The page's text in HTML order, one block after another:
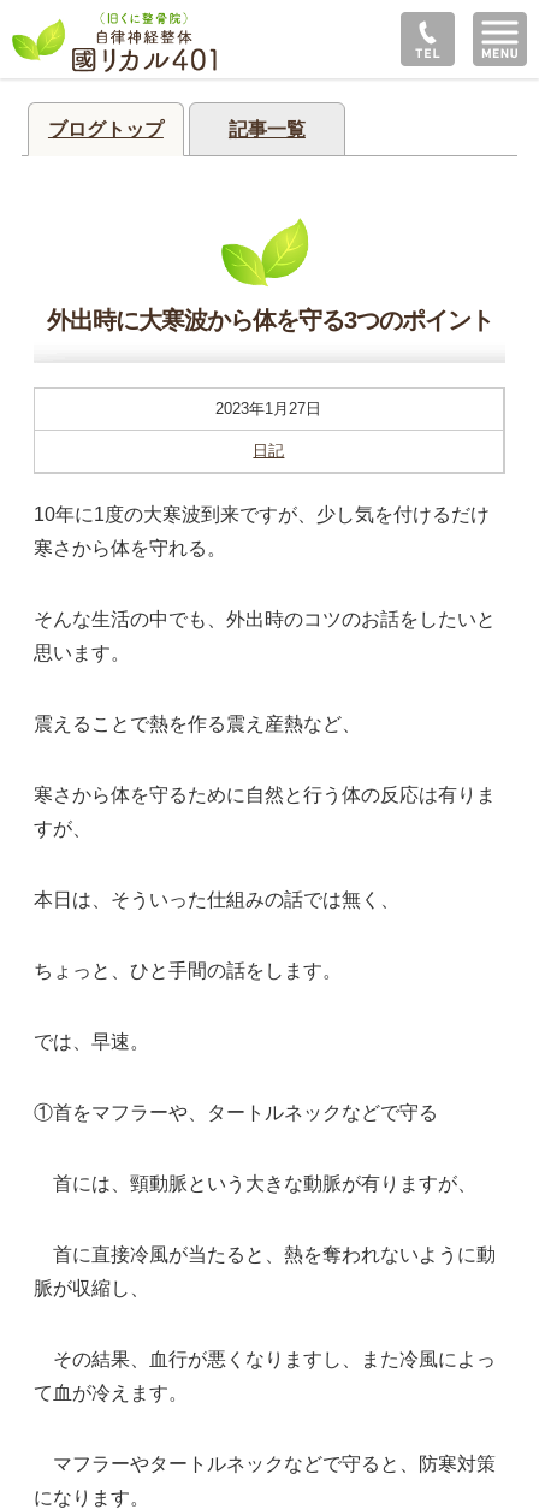
ブログトップ 記事一覧
外出時に大寒波から体を守る3つのポイント
2023年1月27日
日記
10年に1度の大寒波到来ですが、少し気を付けるだけ
寒さから体を守れる。
そんな生活の中でも、外出時のコツのお話をしたいと
思います。
震えることで熱を作る震え産熱など、
寒さから体を守るために自然と行う体の反応は有りま
すが、
本日は、そういった仕組みの話では無く、
ちょっと、ひと手間の話をします。
では、早速。
①首をマフラーや、タートルネックなどで守る
首には、頸動脈という大きな動脈が有りますが、
首に直接冷風が当たると、熱を奪われないように動
脈が収縮し、
その結果、血行が悪くなりますし、また冷風によっ
て血が冷えます。
マフラーやタートルネックなどで守ると、防寒対策
になります。